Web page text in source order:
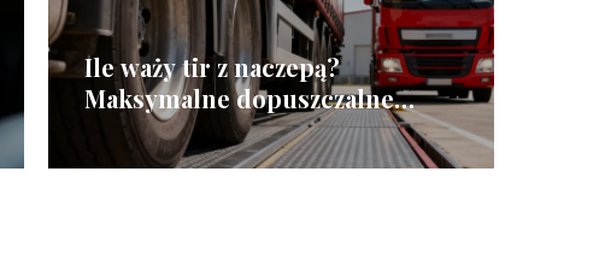
Ile waży tir z naczepą?
Maksymalne dopuszczalne
ciężary